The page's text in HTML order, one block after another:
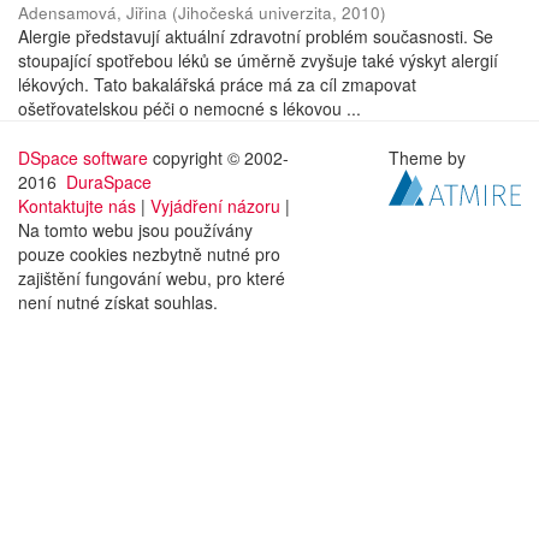
Adensamová, Jiřina (Jihočeská univerzita, 2010)
Alergie představují aktuální zdravotní problém současnosti. Se
stoupající spotřebou léků se úměrně zvyšuje také výskyt alergií
lékových. Tato bakalářská práce má za cíl zmapovat
ošetřovatelskou péči o nemocné s lékovou ...
DSpace software copyright © 2002-
2016 DuraSpace
Kontaktujte nás | Vyjádření názoru |
Na tomto webu jsou používány
pouze cookies nezbytně nutné pro
zajištění fungování webu, pro které
není nutné získat souhlas.
Theme by